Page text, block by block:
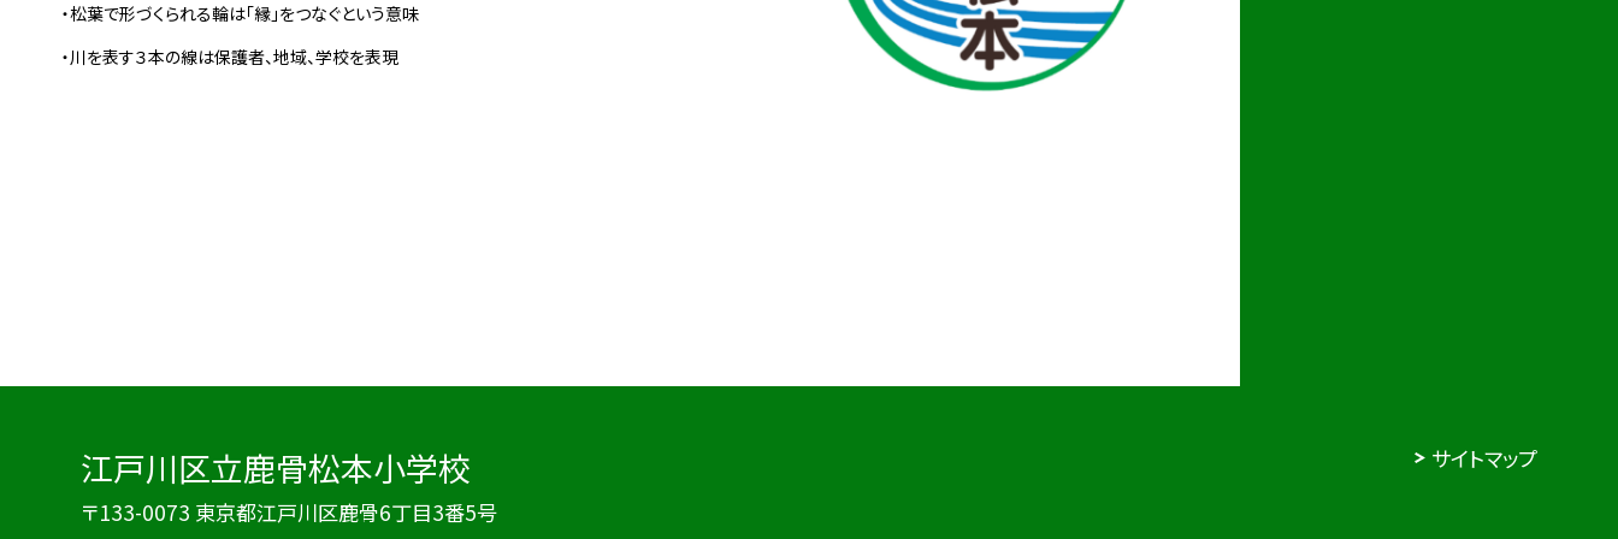
・松葉で形づくられる輪は「縁」をつなぐという意味
・川を表す３本の線は保護者、地域、学校を表現
江戸川区立鹿骨松本小学校
〒133-0073 東京都江戸川区鹿骨6丁目3番5号
サイトマップ